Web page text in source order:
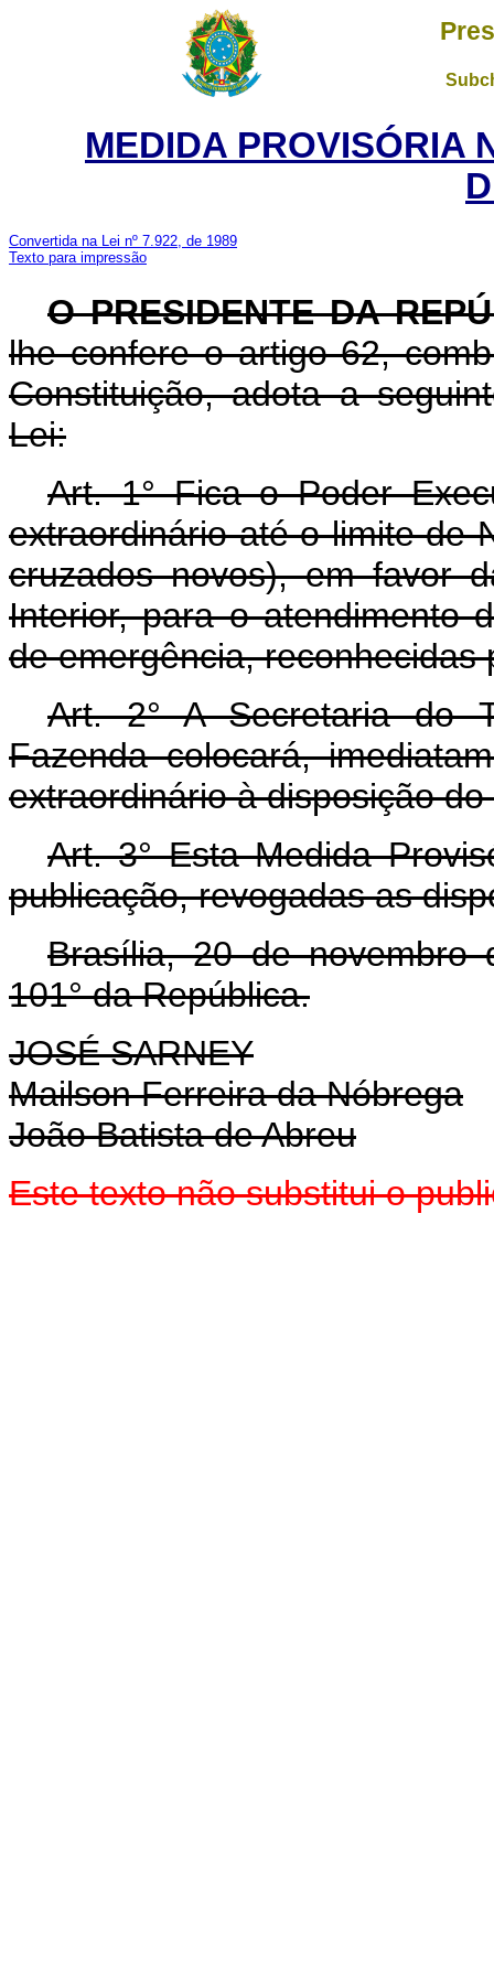
MEDIDA PROVISÓRIA
Convertida na Lei nº 7.922, de 1989
Texto para impressão
O PRESIDENTE DA
lhe confere o artigo 62,
Constituição, adota a
Lei:
Art. 1° Fica o Poder
extraordinário até o limite de
cruzados novos), em favor
Interior, para o atendimento
de emergência, reconhecidas
Art. 2° A Secretaria do
Fazenda colocará,
extraordinário à disposição
Art. 3° Esta Medida
publicação, revogadas as
Brasília, 20 de novembro
101° da República.
JOSÉ SARNEY
Mailson Ferreira da Nóbrega
João Batista de Abreu
Este texto não substitui o